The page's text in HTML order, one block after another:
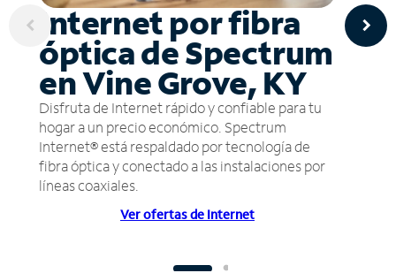
Internet por fibra
óptica de Spectrum
en Vine Grove, KY
Disfruta de Internet rápido y confiable para tu
hogar a un precio económico. Spectrum
Internet® está respaldado por tecnología de
fibra óptica y conectado a las instalaciones por
líneas coaxiales.
Ver ofertas de Internet